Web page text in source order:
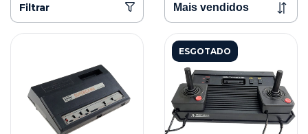
Filtrar
ESGOTADO